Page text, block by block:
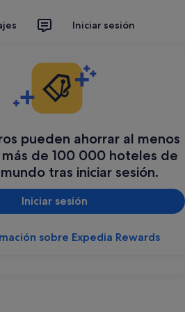
Iniciar sesión
pueden ahorrar al menos
más de 100 000 hoteles de
tras iniciar sesión.
Iniciar sesión
sobre Expedia Rewards